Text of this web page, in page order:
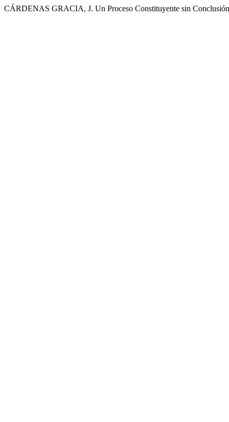
CÁRDENAS GRACIA, J. Un Proceso Constituyente sin